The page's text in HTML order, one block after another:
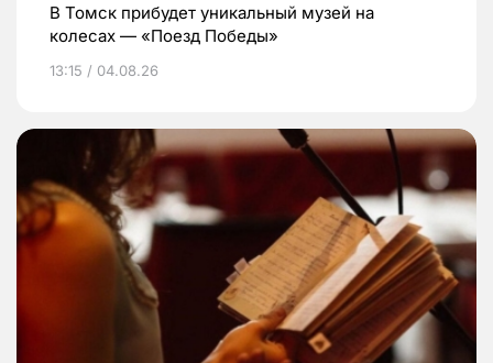
В Томск прибудет уникальный музей на
колесах — «Поезд Победы»
13:15 / 04.08.26